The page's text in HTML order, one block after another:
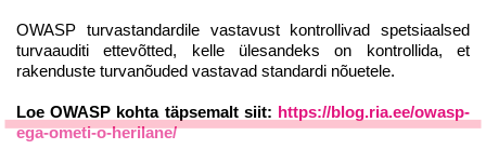
OWASP turvastandardile vastavust kontrollivad spetsiaalsed
turvaauditi ettevõtted, kelle ülesandeks on kontrollida, et
rakenduste turvanõuded vastavad standardi nõuetele.
Loe OWASP kohta täpsemalt siit: https://blog.ria.ee/owasp-
ega-ometi-o-herilane/